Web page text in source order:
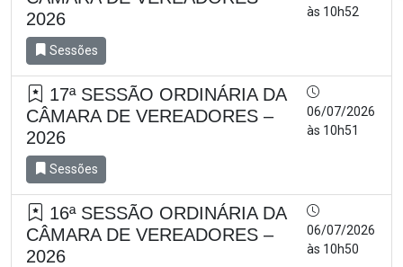
2026
às 10h52
Sessões
17ª SESSÃO ORDINÁRIA DA
CÂMARA DE VEREADORES –
2026
06/07/2026
às 10h51
Sessões
16ª SESSÃO ORDINÁRIA DA
CÂMARA DE VEREADORES –
2026
06/07/2026
às 10h50